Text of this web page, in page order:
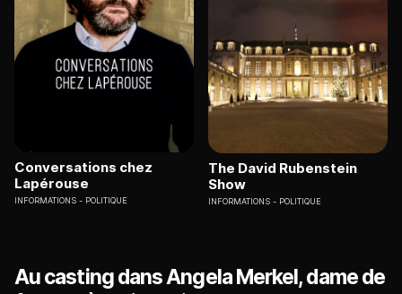
Conversations chez
Lapérouse
INFORMATIONS POLITIQUE
The David Rubenstein
Show
INFORMATIONS POLITIQUE
Au casting dans Angela Merkel, dame de